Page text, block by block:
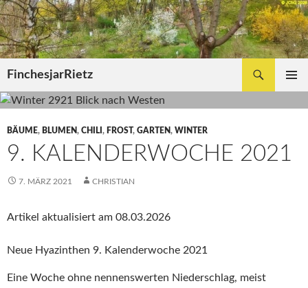
Zum
Inhalt
springen
FinchesjarRietz
BÄUME, BLUMEN, CHILI , FROST, GARTEN, WINTER
9. KALENDERWOCHE 2021
7. MÄRZ 2021 CHRISTIAN
Artikel aktualisiert am 08.03.2026
Neue Hyazinthen 9. Kalenderwoche 2021
Eine Woche ohne nennenswerten Niederschlag, meist